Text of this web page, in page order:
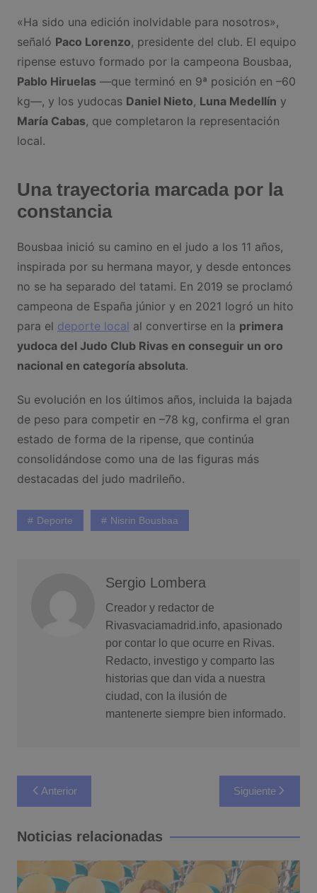
«Ha sido una edición inolvidable para nosotros»,
señaló Paco Lorenzo, presidente del club. El equipo
ripense estuvo formado por la campeona Bousbaa,
Pablo Hiruelas—que terminó en 9ª posición en –60
kg—, y los yudocas Daniel Nieto, Luna Medellín y
María Cabas, que completaron la representación
local.
Una trayectoria marcada por la
constancia
Bousbaa inició su camino en el judo a los 11 años,
inspirada por su hermana mayor, y desde entonces
no se ha separado del tatami. En 2019 se proclamó
campeona de España júnior y en 2021 logró un hito
para el deporte local al convertirse en la primera
yudoca del Judo Club Rivas en conseguir un oro
nacional en categoría absoluta.
Su evolución en los últimos años, incluida la bajada
de peso para competir en –78 kg, confirma el gran
estado de forma de la ripense, que continúa
consolidándose como una de las figuras más
destacadas del judo madrileño.
Deporte Nisrin Bousbaa
Sergio Lombera
Creador y redactor de
Rivasvaciamadrid.info, apasionado
por contar lo que ocurre en Rivas.
Redacto, investigo y comparto las
historias que dan vida a nuestra
ciudad, con la ilusión de
mantenerte siempre bien informado.
Navegación
de
entradas
Anterior Siguiente
Noticias relacionadas